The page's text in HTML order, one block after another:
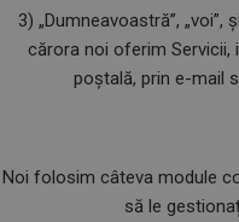
3) „Dumneavoastră”,
cărora noi oferim Servicii,
poștală, prin e-mail
Noi folosim câteva module
să le